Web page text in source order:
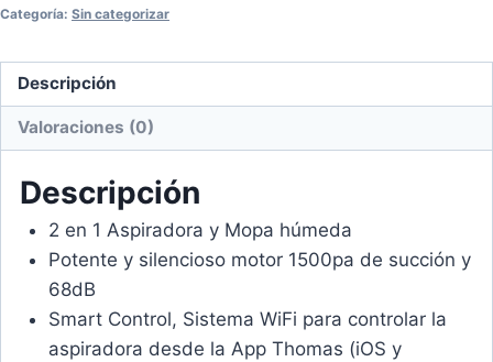
Categoría: Sin categorizar
Descripción
Valoraciones (0)
Descripción
2 en 1 Aspiradora y Mopa húmeda
Potente y silencioso motor 1500pa de succión y
68dB
Smart Control, Sistema WiFi para controlar la
aspiradora desde la App Thomas (iOS y